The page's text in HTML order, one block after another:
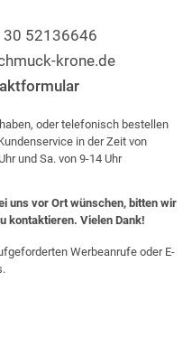
30 52136646
krone.de
oder telefonisch bestellen
in der Zeit von
und Sa. von 9-14 Uhr
uns vor Ort wünschen, bitten wir
kontaktieren. Vielen Dank!
Werbeanrufe oder E-